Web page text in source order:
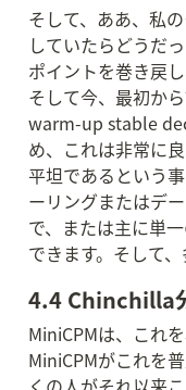
そして、ああ、私
していたらどうだ
ポイントを巻き戻
そして今、最初か
warm-up stable
め、これは非常に
平坦であるという
ーリングまたはデ
で、または主に単
できます。そして
4.4 Chinchilla
MiniCPMは、これ
MiniCPMがこれを